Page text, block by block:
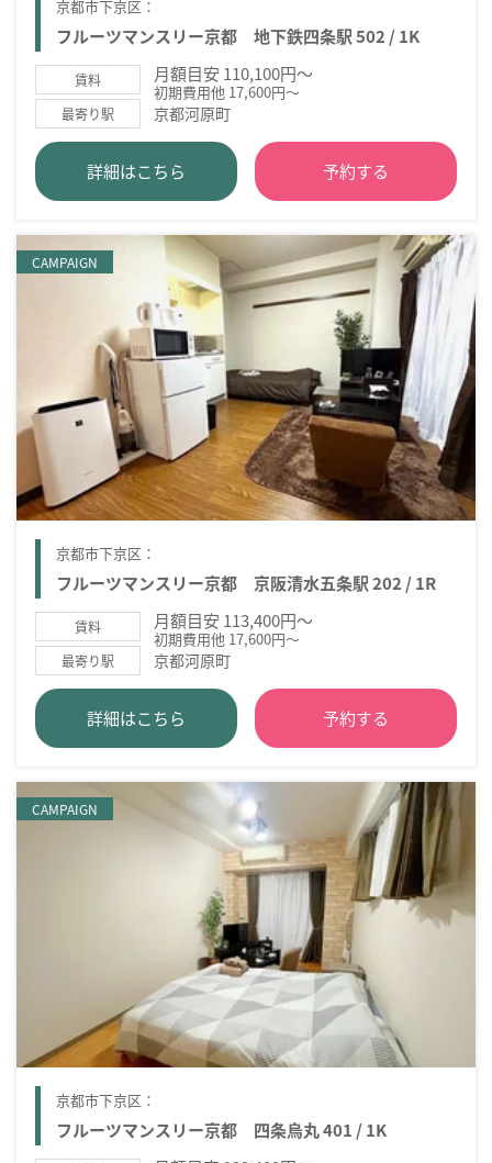
京都市下京区：
フルーツマンスリー京都 地下鉄四条駅 502 / 1K
賃料 月額目安 110,100円～
初期費用他 17,600円～
最寄り駅 京都河原町
詳細はこちら 予約する
CAMPAIGN
京都市下京区：
フルーツマンスリー京都 京阪清水五条駅 202 / 1R
賃料 月額目安 113,400円～
初期費用他 17,600円～
最寄り駅 京都河原町
詳細はこちら 予約する
CAMPAIGN
京都市下京区：
フルーツマンスリー京都 四条烏丸 401 / 1K